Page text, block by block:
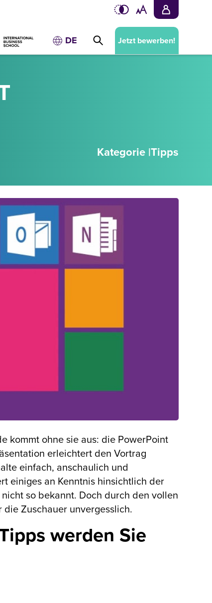
DE Jetzt bewerben!
Kategorie |Tipps
kommt ohne sie aus: die PowerPoint
erleichtert den Vortrag
einfach, anschaulich und
einiges an Kenntnis hinsichtlich der
so bekannt. Doch durch den vollen
Zuschauer unvergesslich.
werden Sie